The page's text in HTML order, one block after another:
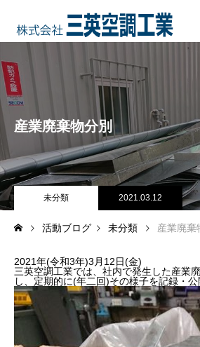
HOME
COMPANY
事業内容
会社概要・沿革・所在地
経営理念
ブログ
CSR
地域貢献企業
健康経営
産業廃棄物分別
未分類 2021.03.12
活動ブログ 未分類 産業廃棄
2021年(令和3年)3月12日(金)
三英空調工業では、社内で発生した産業
し、定期的に(年二回)その様子を記録・公